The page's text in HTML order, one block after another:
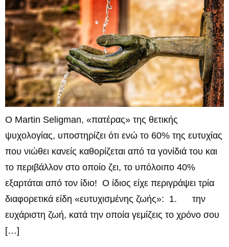
Ο Martin Seligman, «πατέρας» της θετικής
ψυχολογίας, υποστηρίζει ότι ενώ το 60% της ευτυχίας
που νιώθει κανείς καθορίζεται από τα γονίδιά του και
το περιβάλλον στο οποίο ζει, το υπόλοιπο 40%
εξαρτάται από τον ίδιο! Ο ίδιος είχε περιγράψει τρία
διαφορετικά είδη «ευτυχισμένης ζωής»: 1. την
ευχάριστη ζωή, κατά την οποία γεμίζεις το χρόνο σου
[…]